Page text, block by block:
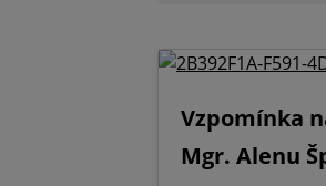
Vzpomínka
Mgr. Alenu